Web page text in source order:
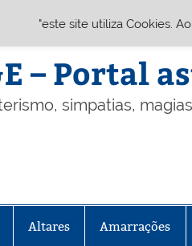
– Portal
simpatias,
Altares Amarrações
"este site utiliza Cookies.